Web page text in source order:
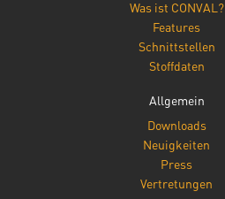
Was ist CONVAL?
Features
Schnittstellen
Stoffdaten
Allgemein
Downloads
Neuigkeiten
Press
Vertretungen